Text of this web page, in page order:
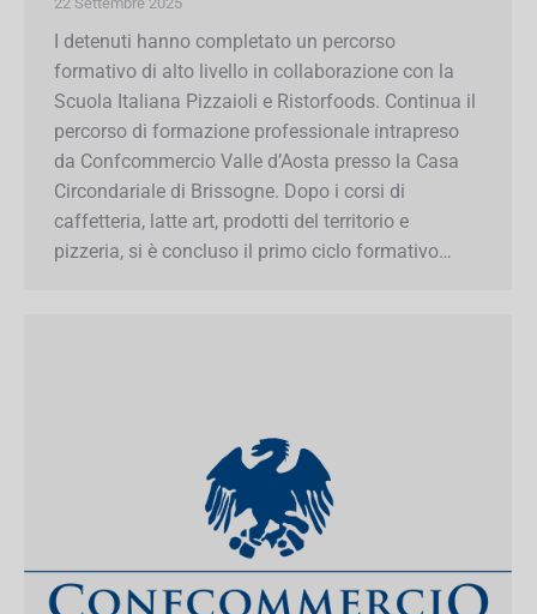
Scuola Italiana Pizzaioli e Ristorfoods. Continua
il percorso di formazione professionale
intrapreso da Confcommercio Valle d’Aosta
presso la Casa Circondariale di Brissogne. Dopo
i corsi di caffetteria, latte art, prodotti del
territorio e pizzeria, si è concluso il primo ciclo
formativo…